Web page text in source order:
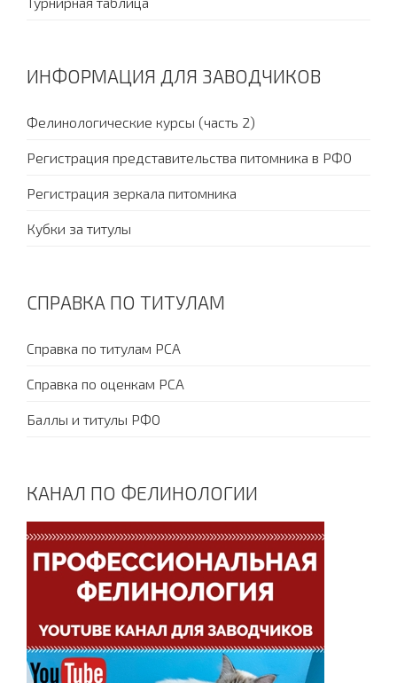
ИНФОРМАЦИЯ ДЛЯ ЗАВОДЧИКОВ
Фелинологические курсы (часть 2)
Регистрация представительства питомника в РФО
Регистрация зеркала питомника
Кубки за титулы
СПРАВКА ПО ТИТУЛАМ
Справка по титулам PCA
Справка по оценкам PCA
Баллы и титулы РФО
КАНАЛ ПО ФЕЛИНОЛОГИИ